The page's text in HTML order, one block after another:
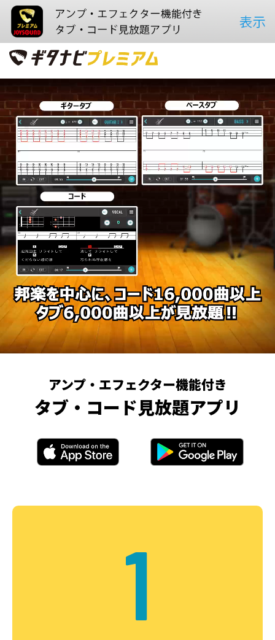
アンプ・エフェクター機能付き
タブ・コード見放題アプリ
1